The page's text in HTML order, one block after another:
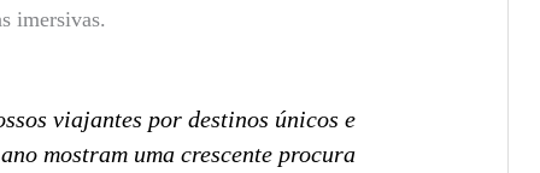
imersivas.
viajantes por destinos únicos e
mostram uma crescente procura